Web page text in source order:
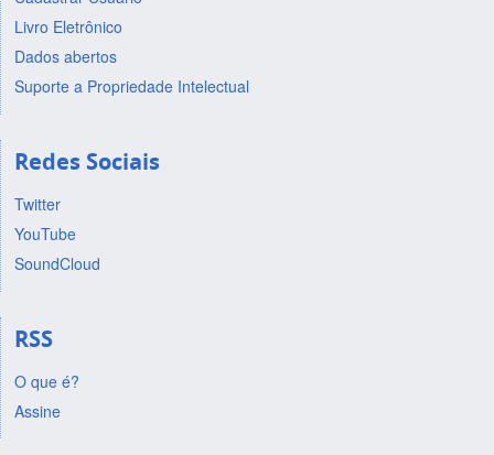
Livro Eletrônico
Dados abertos
Suporte a Propriedade Intelectual
Redes Sociais
Twitter
YouTube
SoundCloud
RSS
O que é?
Assine